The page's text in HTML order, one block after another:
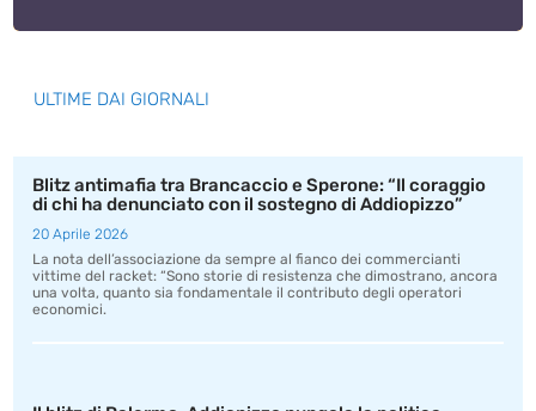
ULTIME DAI GIORNALI
Blitz antimafia tra Brancaccio e Sperone: “Il coraggio
di chi ha denunciato con il sostegno di Addiopizzo”
20 Aprile 2026
La nota dell’associazione da sempre al fianco dei commercianti
vittime del racket: “Sono storie di resistenza che dimostrano, ancora
una volta, quanto sia fondamentale il contributo degli operatori
economici.